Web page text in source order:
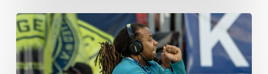
Kommentar:
den
Ravens